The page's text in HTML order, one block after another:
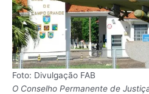
Foto: Divulgação FAB
O Conselho Permanente de